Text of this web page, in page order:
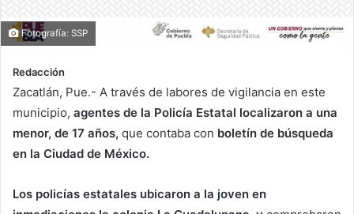
Fotografía: SSP
Redacción
Zacatlán, Pue.- A través de labores de vigilancia en este
municipio, agentes de la Policía Estatal localizaron a una
menor, de 17 años, que contaba con boletín de búsqueda
en la Ciudad de México.
Los policías estatales ubicaron a la joven en